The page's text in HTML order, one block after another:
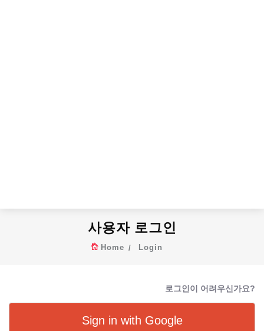
사용자 로그인
Home Login
로그인이 어려우신가요?
Sign in with Google